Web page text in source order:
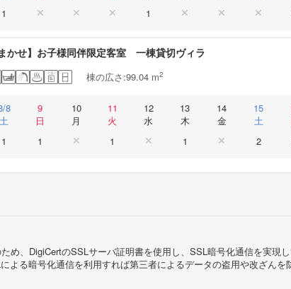
1
1
かせ】お子様同伴限定客室 一棟貸切ヴィラ
棟の広さ:99.04 m2
8
土
9
日
10
月
11
火
12
水
13
木
14
金
15
土
1
1 1 1 2
め、DigiCertのSSLサーバ証明書を使用し、SSL暗号化通信を実現
よる暗号化通信を利用すれば第三者によるデータの盗用や改ざん